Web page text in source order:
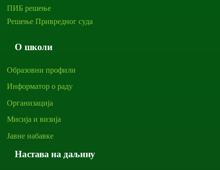
ПИБ решење
Решење Привредног суда
О школи
Образовни профили
Информатор о раду
Организација
Мисија и визија
Јавне набавке
Настава на даљину